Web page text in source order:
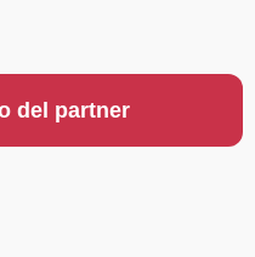
del partner